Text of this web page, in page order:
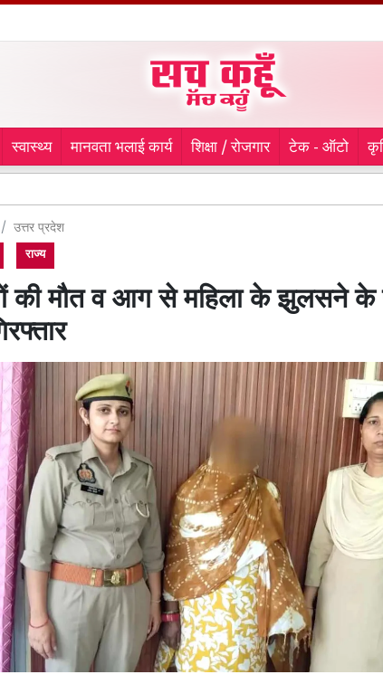
स्वास्थ्य मानवता भलाई कार्य शिक्षा / रोजगार टेक - ऑटो
उत्तर प्रदेश
राज्य
की मौत व आग से महिला के झुलसने